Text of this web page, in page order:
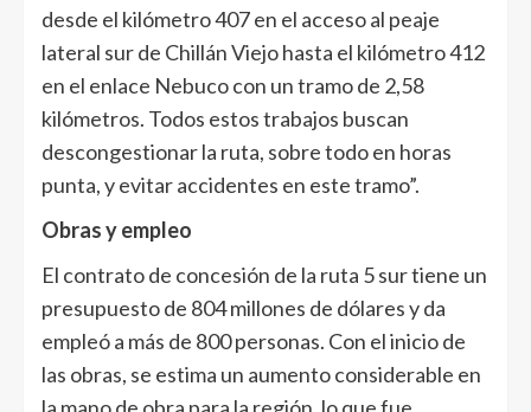
desde el kilómetro 407 en el acceso al peaje
lateral sur de Chillán Viejo hasta el kilómetro 412
en el enlace Nebuco con un tramo de 2,58
kilómetros. Todos estos trabajos buscan
descongestionar la ruta, sobre todo en horas
punta, y evitar accidentes en este tramo”.
Obras y empleo
El contrato de concesión de la ruta 5 sur tiene un
presupuesto de 804 millones de dólares y da
empleó a más de 800 personas. Con el inicio de
las obras, se estima un aumento considerable en